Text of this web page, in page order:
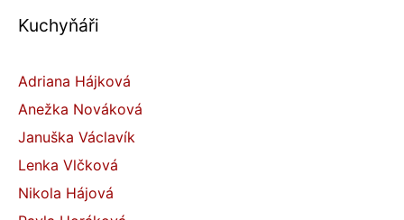
Kuchyňáři
Adriana Hájková
Anežka Nováková
Januška Václavík
Lenka Vlčková
Nikola Hájová